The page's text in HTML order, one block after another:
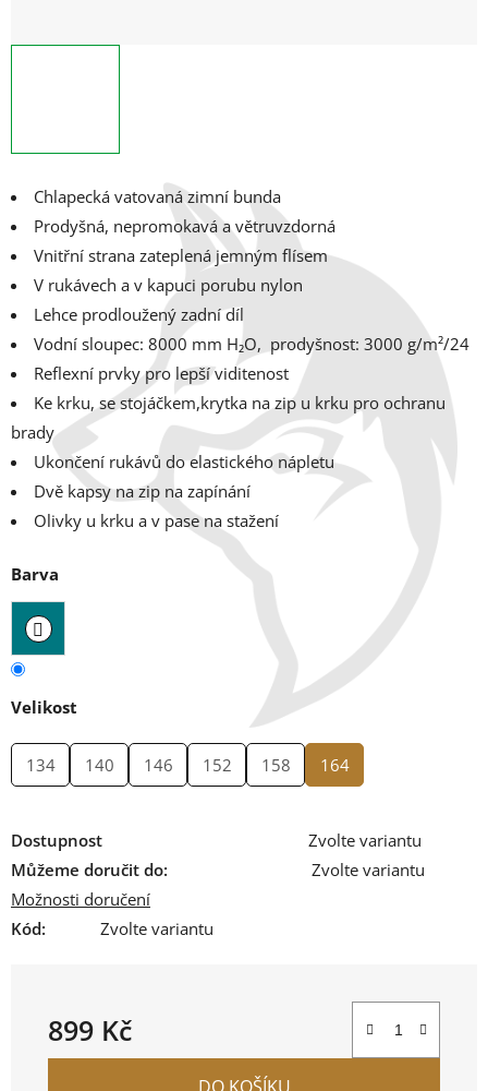
Chlapecká vatovaná zimní bunda
Prodyšná, nepromokavá a větruvzdorná
Vnitřní strana zateplená jemným flísem
V rukávech a v kapuci porubu nylon
Lehce prodloužený zadní díl
Vodní sloupec: 8000 mm H₂O, prodyšnost: 3000 g/m²/24
Reflexní prvky pro lepší viditenost
Ke krku, se stojáčkem,krytka na zip u krku pro ochranu
brady
Ukončení rukávů do elastického nápletu
Dvě kapsy na zip na zapínání
Olivky u krku a v pase na stažení
Barva
Velikost
134 140 146 152 158 164
Dostupnost
Zvolte variantu
Můžeme doručit do:
Zvolte variantu
Možnosti doručení
Kód:
Zvolte variantu
899 Kč
Měrná cena: